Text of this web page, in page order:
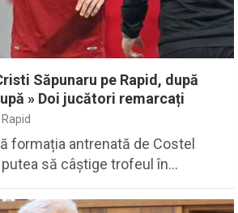
Săpunaru pe Rapid, după
» Doi jucători remarcați
formația antrenată de Costel
putea să câștige trofeul în…